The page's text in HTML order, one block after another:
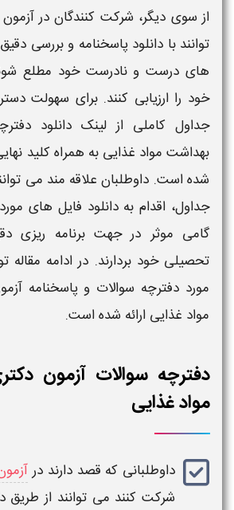
از سوی دیگر، شرکت‌ کنندگان درآزمون
توانند با دانلود پاسخنامه و بررسی دقیق
های درست و نادرست خود مطلع
خود را ارزیابی کنند. برای سهولت
جداول کاملی از لینک دانلود
بهداشت مواد غذایی به همراه کلید
شده است. داوطلبان علاقه‌ مند می‌
جداول، اقدام بهدانلود فایل‌ های
گامی موثر در جهت برنامه‌ ریزی
تحصیلی خود بردارند. در ادامه
مورد دفترچه سوالات و پاسخنامه
مواد غذایی ارائه شده است.
دفترچه سوالات آزمون
مواد غذایی
داوطلبانی که قصد دارند در
شرکت کنند می توانند از طریق